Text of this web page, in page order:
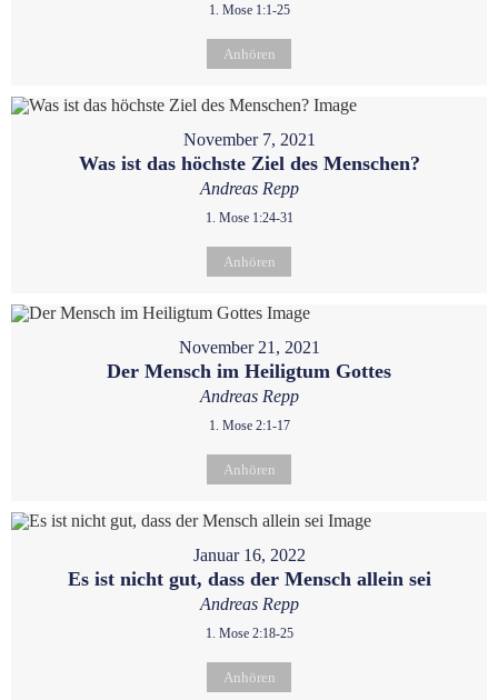
1. Mose 1:1-25
Anhören
November 7, 2021
Was ist das höchste Ziel des Menschen?
Andreas Repp
1. Mose 1:24-31
Anhören
November 21, 2021
Der Mensch im Heiligtum Gottes
Andreas Repp
1. Mose 2:1-17
Anhören
Januar 16, 2022
Es ist nicht gut, dass der Mensch allein sei
Andreas Repp
1. Mose 2:18-25
Anhören